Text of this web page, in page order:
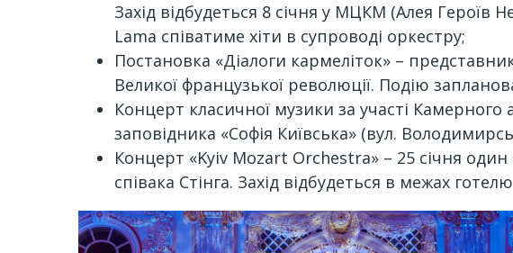
Захід відбудеться 8 січня у МЦКМ (Алея Героїв
Lama співатиме хіти в супроводі оркестру;
Постановка «Діалоги кармеліток» –
Великої французької революції. Подію
Концерт класичної музики за участі Камерного
заповідника «Софія Київська» (вул.
Концерт «Kyiv Mozart Orchestra» – 25 січня один
співака Стінга. Захід відбудеться в межах